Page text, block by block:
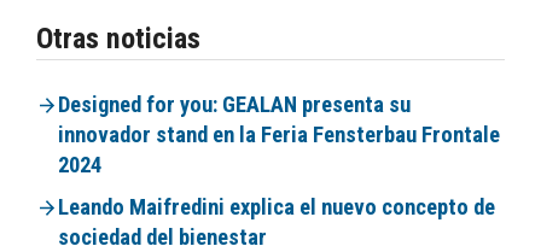
Otras noticias
Designed for you: GEALAN presenta su
innovador stand en la Feria Fensterbau Frontale
2024
Leando Maifredini explica el nuevo concepto de
sociedad del bienestar